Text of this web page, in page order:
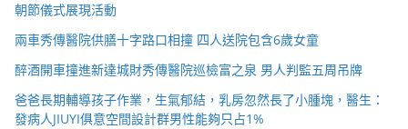
朝節儀式展現活動
兩車秀傳醫院供膳十字路口相撞 四人送院包含6歲女童
醉酒開車撞進新達城財秀傳醫院巡檢富之泉 男人判監五周吊牌
爸爸長期輔導孩子作業，生氣郁結，乳房忽然長了小腫塊，醫生：
發病人JIUYI俱意空間設計群男性能夠只占1%